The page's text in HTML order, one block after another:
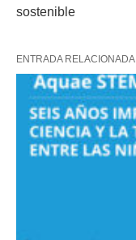
sostenible
ENTRADA RELACIONADA